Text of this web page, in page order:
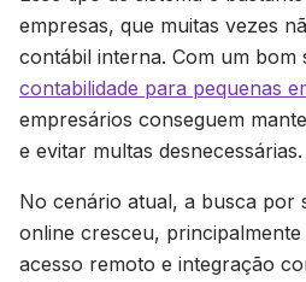
empresas, que muitas vezes
contábil interna. Com um bom
contabilidade para pequenas
empresários conseguem
e evitar multas desnecessárias.
No cenário atual, a busca por
online cresceu, principalmente
acesso remoto e integração